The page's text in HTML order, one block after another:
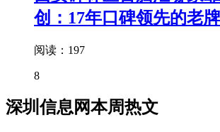
创：17年口碑领先的老
阅读：197
8
深圳信息网本周热文